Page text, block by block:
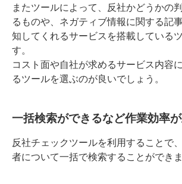
またツールによって、反社かどうかの
るものや、ネガティブ情報に関する記
知してくれるサービスを搭載している
す。
コスト面や自社が求めるサービス内容
るツールを選ぶのが良いでしょう。
一括検索ができるなど作業効率
反社チェックツールを利用することで
者について一括で検索することができま